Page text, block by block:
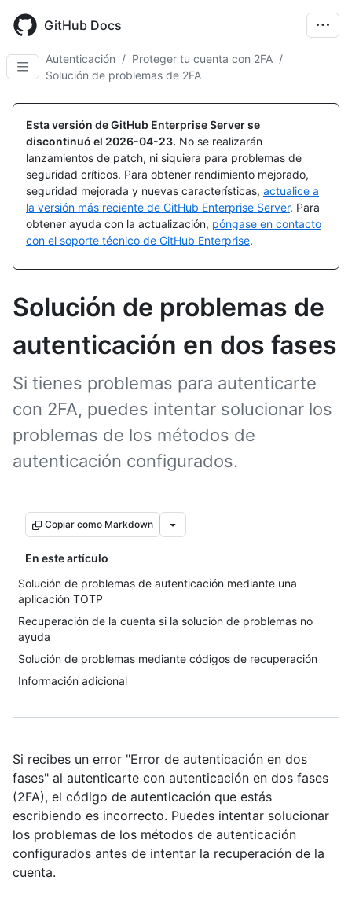
main
content
GitHub Docs
Autenticación / Proteger tu cuenta con 2FA /
Solución de problemas de 2FA
Esta versión de GitHub Enterprise Server se
discontinuó el 2026-04-23. No se realizarán
lanzamientos de patch, ni siquiera para problemas de
seguridad críticos. Para obtener rendimiento mejorado,
seguridad mejorada y nuevas características, actualice a
la versión más reciente de GitHub Enterprise Server. Para
obtener ayuda con la actualización, póngase en contacto
con el soporte técnico de GitHub Enterprise.
Solución de problemas de
autenticación en dos fases
Si tienes problemas para autenticarte
con 2FA, puedes intentar solucionar los
problemas de los métodos de
autenticación configurados.
Copiar como Markdown
En este artículo
Solución de problemas de autenticación mediante una
aplicación TOTP
Recuperación de la cuenta si la solución de problemas no
ayuda
Solución de problemas mediante códigos de recuperación
Información adicional
Si recibes un error "Error de autenticación en dos
fases" al autenticarte con autenticación en dos fases
(2FA), el código de autenticación que estás
escribiendo es incorrecto. Puedes intentar solucionar
los problemas de los métodos de autenticación
configurados antes de intentar la recuperación de la
cuenta.